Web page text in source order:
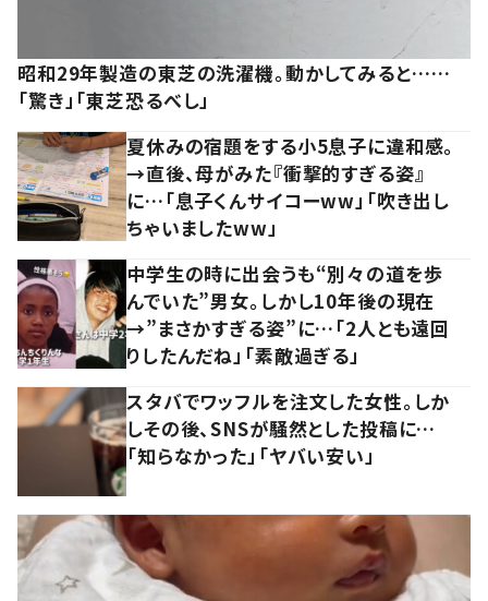
昭和29年製造の東芝の洗濯機。動かしてみると……
「驚き」「東芝恐るべし」
夏休みの宿題をする小5息子に違和感。
→直後、母がみた『衝撃的すぎる姿』
に…「息子くんサイコーww」「吹き出し
ちゃいましたww」
中学生の時に出会うも“別々の道を歩
んでいた”男女。しかし10年後の現在
→”まさかすぎる姿”に…「2人とも遠回
りしたんだね」「素敵過ぎる」
スタバでワッフルを注文した女性。しか
しその後、SNSが騒然とした投稿に…
「知らなかった」「ヤバい安い」